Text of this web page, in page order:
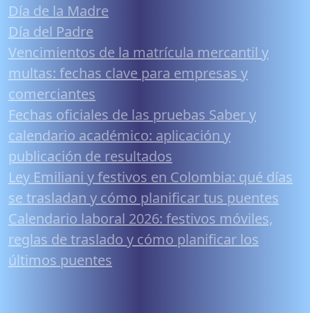
Día de la Madre
Día del Padre
Vencimientos de la matrícula mercantil y
multas: fechas clave para empresas y
comerciantes
Fechas oficiales de las pruebas Saber y
calendario académico: aplicación y
publicación de resultados
Ley Emiliani y festivos en Colombia: qué días
se trasladan y cómo planificar tus puentes
Calendario laboral 2026: festivos móviles,
reglas de traslado y cómo planificar los
últimos puentes